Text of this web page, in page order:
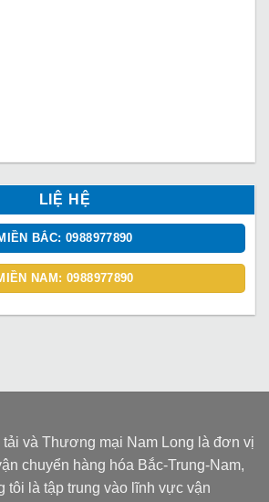
LIỆ HỆ
BẮC: 0988977890
NAM: 0988977890
và Thương mại Nam Long là đơn vị
chuyển hàng hóa Bắc-Trung-Nam,
tôi là tập trung vào lĩnh vực vận